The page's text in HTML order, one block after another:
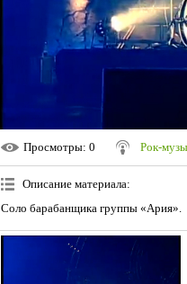
Просмотры: 0 Рок-
Описание материала:
Соло барабанщика группы «Ария».